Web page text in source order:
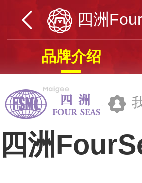
四洲
品牌介绍
四洲